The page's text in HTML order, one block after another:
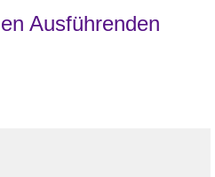
Ausführenden